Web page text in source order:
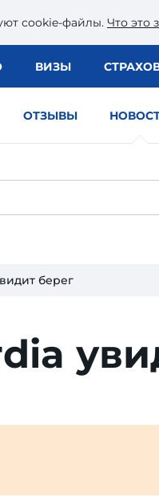
сookie-файлы. Что это
ВИЗЫ
ОТЗЫВЫ
берег